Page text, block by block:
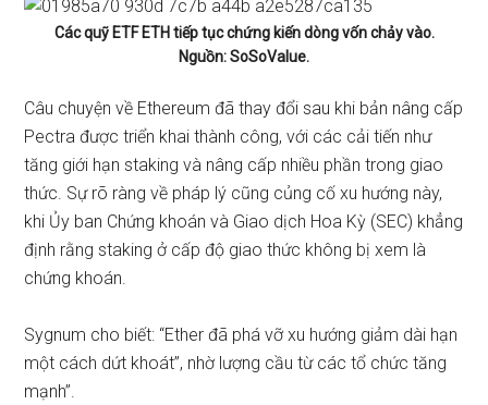
Các quỹ ETF ETH tiếp tục chứng kiến dòng vốn chảy vào.
Nguồn:SoSoValue.
Câu chuyện về Ethereum đã thay đổi sau khi bản nâng cấp
Pectra được triển khai thành công, với các cải tiến như
tăng giới hạn staking và nâng cấp nhiều phần trong giao
thức. Sự rõ ràng về pháp lý cũng củng cố xu hướng này,
khi Ủy ban Chứng khoán và Giao dịch Hoa Kỳ (SEC) khẳng
định rằng staking ở cấp độ giao thức không bị xem là
chứng khoán.
Sygnum cho biết: “Ether đã phá vỡ xu hướng giảm dài hạn
một cách dứt khoát”, nhờ lượng cầu từ các tổ chức tăng
mạnh”.